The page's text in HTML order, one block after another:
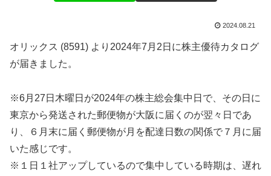
2024.08.21
オリックス (8591) より2024年7月2日に株主優待カタログ
が届きました。
※6月27日木曜日が2024年の株主総会集中日で、その日に
東京から発送された郵便物が大阪に届くのが翌々日であ
り、６月末に届く郵便物が月を配達日数の関係で７月に届
いた感じです。
※１日１社アップしているので集中している時期は、遅れ